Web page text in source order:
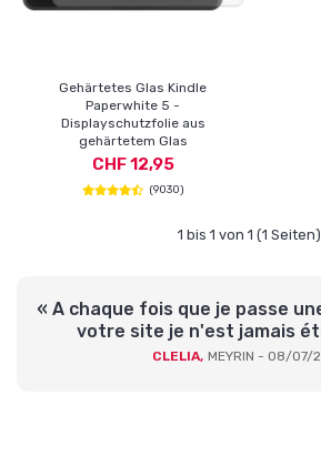
Gehärtetes Glas Kindle
Paperwhite 5 -
Displayschutzfolie aus
gehärtetem Glas
CHF 12,95
(9030)
1 bis 1 von 1 (1 Seiten)
« A chaque fois que je passe
votre site je n'est jamais
CLELIA, MEYRIN - 08/07/